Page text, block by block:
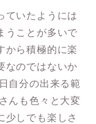
ていたようには
うことが多いで
から積極的に楽
なのではないか
自分の出来る範
んも色々と大変
少しでも楽しさ